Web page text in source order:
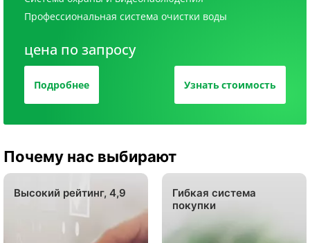
Профессиональная система очистки воды
цена по запросу
Подробнее Узнать стоимость
Почему нас выбирают
Высокий рейтинг, 4,9
Гибкая система
покупки